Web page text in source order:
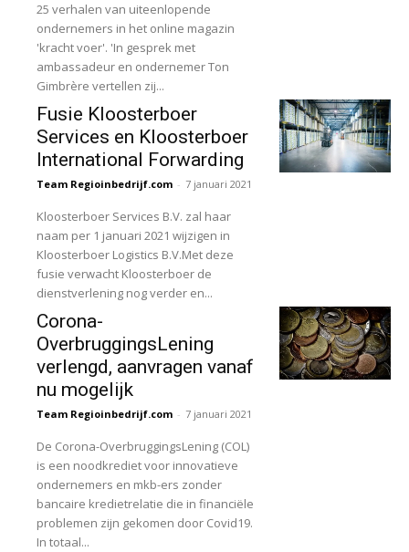
25 verhalen van uiteenlopende
ondernemers in het online magazin
'kracht voer'. 'In gesprek met
ambassadeur en ondernemer Ton
Gimbrère vertellen zij...
Fusie Kloosterboer
Services en Kloosterboer
International Forwarding
Team Regioinbedrijf.com - 7 januari 2021
Kloosterboer Services B.V. zal haar
naam per 1 januari 2021 wijzigen in
Kloosterboer Logistics B.V.Met deze
fusie verwacht Kloosterboer de
dienstverlening nog verder en...
Corona-
OverbruggingsLening
verlengd, aanvragen vanaf
nu mogelijk
Team Regioinbedrijf.com - 7 januari 2021
De Corona-OverbruggingsLening (COL)
is een noodkrediet voor innovatieve
ondernemers en mkb-ers zonder
bancaire kredietrelatie die in financiële
problemen zijn gekomen door Covid19.
In totaal...